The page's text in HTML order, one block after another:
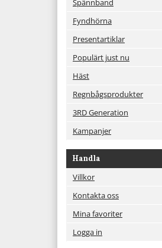
Spännband
Fyndhörna
Presentartiklar
Populärt just nu
Häst
Regnbågsprodukter
3RD Generation
Kampanjer
Handla
Villkor
Kontakta oss
Mina favoriter
Logga in